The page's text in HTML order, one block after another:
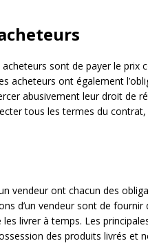
sont de payer le prix
acheteurs ont également
abusivement leur droit de
tous les termes du
vendeur ont chacun des
d’un vendeur sont de
livrer à temps. Les
des produits livrés et